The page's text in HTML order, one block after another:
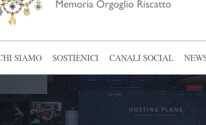
SIAMO SOSTIENICI CANALI SOCIAL